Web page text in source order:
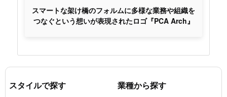
スマートな架け橋のフォルムに多様な業務や組織を
つなぐという想いが表現されたロゴ『PCA Arch』
スタイルで探す 業種から探す